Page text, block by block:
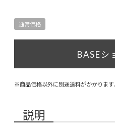
通常価格
BASEシ
※商品価格以外に別途送料がかかります
説明